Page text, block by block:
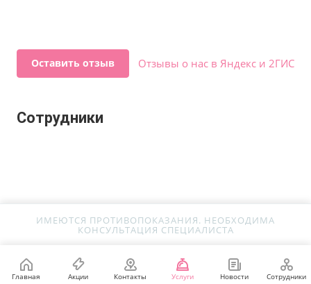
Оставить отзыв Отзывы о нас в Яндекс и 2ГИС
Сотрудники
ИМЕЮТСЯ ПРОТИВОПОКАЗАНИЯ. НЕОБХОДИМА
КОНСУЛЬТАЦИЯ СПЕЦИАЛИСТА
Главная Акции Контакты Услуги Новости Сотрудники